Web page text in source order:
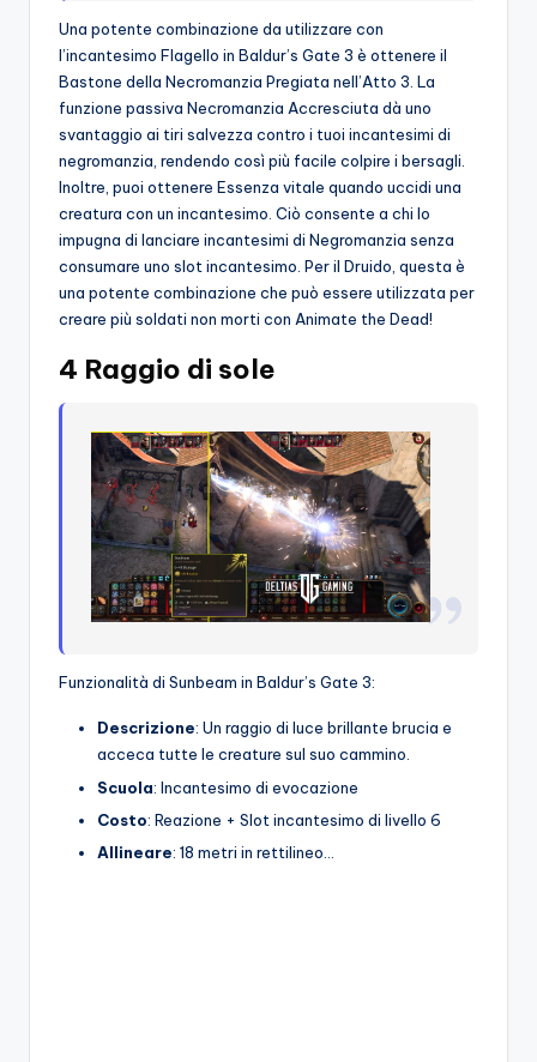
Una potente combinazione da utilizzare con
l’incantesimo Flagello in Baldur’s Gate 3 è ottenere il
Bastone della Necromanzia Pregiata nell’Atto 3. La
funzione passiva Necromanzia Accresciuta dà uno
svantaggio ai tiri salvezza contro i tuoi incantesimi di
negromanzia, rendendo così più facile colpire i bersagli.
Inoltre, puoi ottenere Essenza vitale quando uccidi una
creatura con un incantesimo. Ciò consente a chi lo
impugna di lanciare incantesimi di Negromanzia senza
consumare uno slot incantesimo. Per il Druido, questa è
una potente combinazione che può essere utilizzata per
creare più soldati non morti con Animate the Dead!
4 Raggio di sole
Funzionalità di Sunbeam in Baldur’s Gate 3:
Descrizione: Un raggio di luce brillante brucia e
acceca tutte le creature sul suo cammino.
Scuola: Incantesimo di evocazione
Costo: Reazione + Slot incantesimo di livello 6
Allineare: 18 metri in rettilineo…